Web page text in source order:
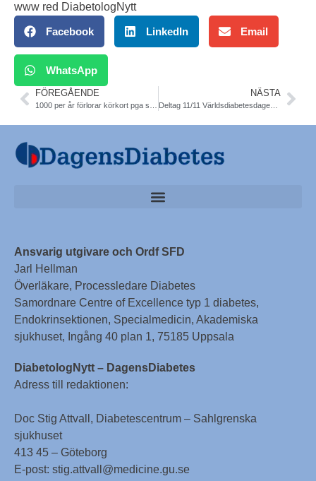
www red DiabetologNytt
Facebook LinkedIn Email
WhatsApp
FÖREGÅENDE NÄSTA
Deltag 11/11 Världsdiabetesdagen Sthlm utan kostnad
Ansvarig utgivare och Ordf SFD
Jarl Hellman
Överläkare, Processledare Diabetes
Samordnare Centre of Excellence typ 1 diabetes,
Endokrinsektionen, Specialmedicin, Akademiska
sjukhuset, Ingång 40 plan 1, 75185 Uppsala
DiabetologNytt – DagensDiabetes
Adress till redaktionen:
Doc Stig Attvall, Diabetescentrum – Sahlgrenska
sjukhuset
413 45 – Göteborg
E-post: stig.attvall@medicine.gu.se